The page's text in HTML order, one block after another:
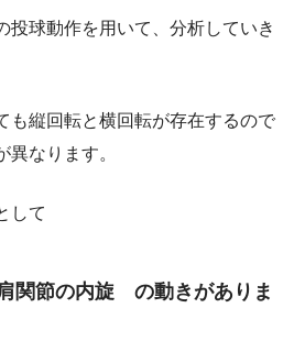
投球動作を用いて、分析していき
も縦回転と横回転が存在するので
なります。
して
節の内旋 の動きがありま